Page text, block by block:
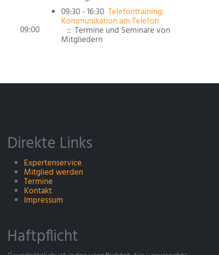
09:00
09:30 - 16:30 Telefontraining:
Kommunikation am Telefon
:: Termine und Seminare von
Mitgliedern
Direkte Links
Expertenservice
Mitglied werden
Termine
Kontakt
Impressum
Haftpflicht